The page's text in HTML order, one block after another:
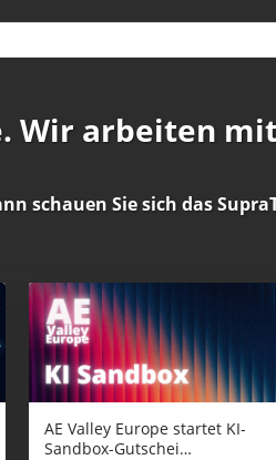
Wir arbeiten
schauen Sie sich das
AE Valley Europe startet KI-
Sandbox-Gutschei…